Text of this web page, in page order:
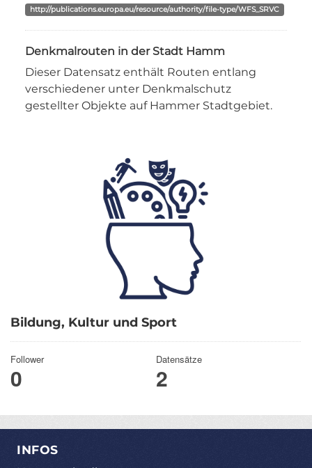
Bildung, Kultur und Sport
Follower
0
Datensätze
2
http://publications.europa.eu/resource/authority/file-type/WFS_SRVC
Denkmalrouten in der Stadt Hamm
Dieser Datensatz enthält Routen entlang
verschiedener unter Denkmalschutz
gestellter Objekte auf Hammer Stadtgebiet.
INFOS